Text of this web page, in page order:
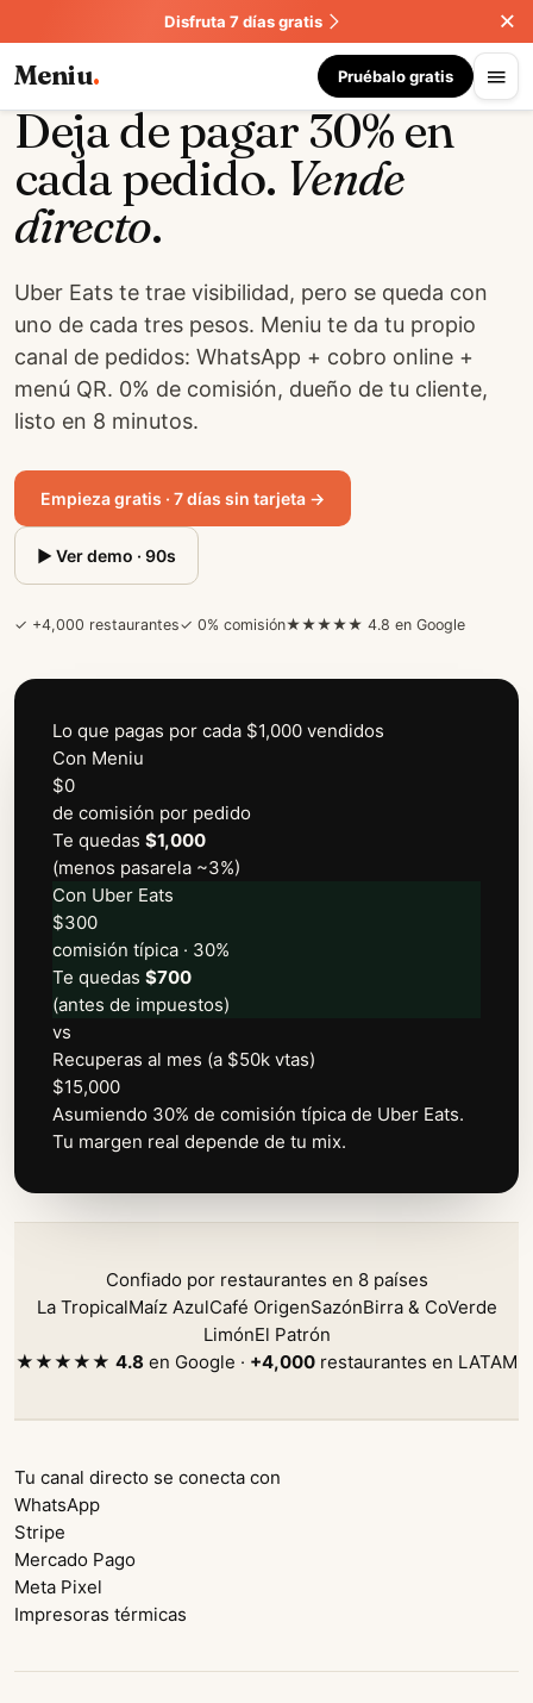
Disfruta 7 días gratis
Meniu. Pruébalo gratis
Mvs Comparativa · 2026 · LATAM
Deja de pagar30%en
cada pedido. Vende
directo.
Uber Eats te trae visibilidad, pero se queda con
uno de cada tres pesos. Meniu te da tu propio
canal de pedidos: WhatsApp + cobro online +
menú QR. 0% de comisión, dueño de tu cliente,
listo en 8 minutos.
Empieza gratis · 7 días sin tarjeta →
▶ Ver demo · 90s
✓ +4,000 restaurantes✓ 0% comisión★★★★★ 4.8 en Google
Lo que pagas por cada $1,000 vendidos
Con Meniu
$0
de comisión por pedido
Te quedas $1,000
(menos pasarela ~3%)
Con Uber Eats
$300
comisión típica · 30%
Te quedas $700
(antes de impuestos)
vs
Recuperas al mes (a $50k vtas)
$15,000
Asumiendo 30% de comisión típica de Uber Eats.
Tu margen real depende de tu mix.
Confiado por restaurantes en 8 países
La TropicalMaíz AzulCafé OrigenSazónBirra & CoVerde
LimónEl Patrón
★★★★★ 4.8 en Google · +4,000 restaurantes en LATAM
Tu canal directo se conecta con
WhatsApp
Stripe
Mercado Pago
Meta Pixel
Impresoras térmicas